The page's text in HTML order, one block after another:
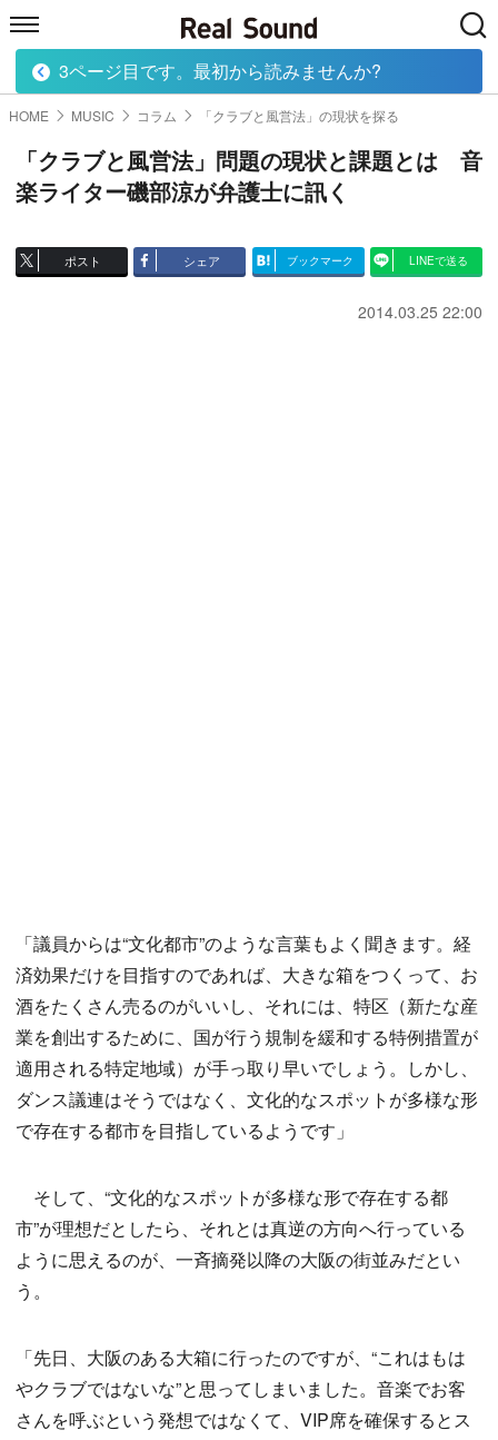
HOME MUSIC MOVIE TECH
HOME MUSIC コラム 「クラブと風営法」の現状を探る
「クラブと風営法」問題の現状と課題とは 音
楽ライター磯部涼が弁護士に訊く
ポスト シェア ブックマーク LINEで送る
2014.03.25 22:00
「議員からは“文化都市”のような言葉もよく聞きます。経
済効果だけを目指すのであれば、大きな箱をつくって、お
酒をたくさん売るのがいいし、それには、特区（新たな産
業を創出するために、国が行う規制を緩和する特例措置が
適用される特定地域）が手っ取り早いでしょう。しかし、
ダンス議連はそうではなく、文化的なスポットが多様な形
で存在する都市を目指しているようです」
そして、“文化的なスポットが多様な形で存在する都
市”が理想だとしたら、それとは真逆の方向へ行っている
ように思えるのが、一斉摘発以降の大阪の街並みだとい
う。
「先日、大阪のある大箱に行ったのですが、“これはもは
やクラブではないな”と思ってしまいました。音楽でお客
さんを呼ぶという発想ではなくて、VIP席を確保するとス
3ページ目です。最初から読みませんか?